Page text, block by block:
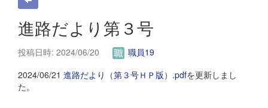
進路だより第３号
投稿日時: 2024/06/20
職員19
2024/06/21 進路だより（第３号ＨＰ版）.pdfを更新しまし
た。